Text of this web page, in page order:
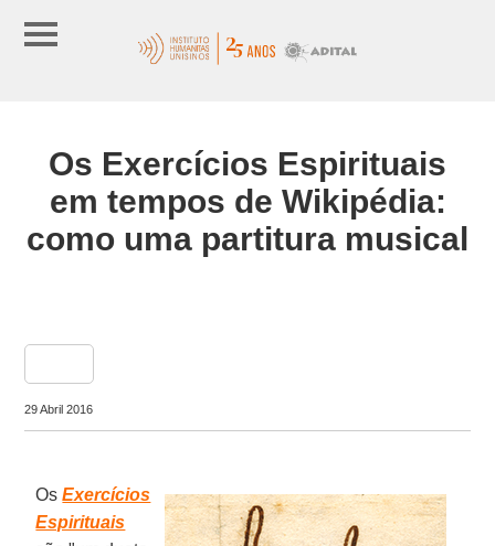
Os Exercícios Espirituais
em tempos de Wikipédia:
como uma partitura musical
29 Abril 2016
OsExercícios
Espirituais